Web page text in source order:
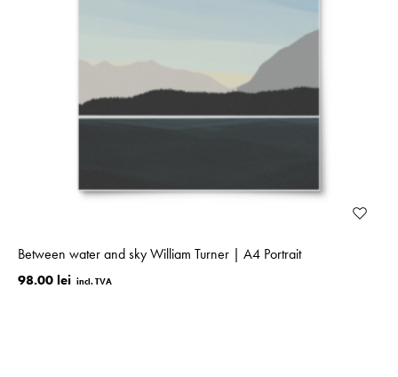
Between water and sky William Turner | A4 Portrait
98.00 lei